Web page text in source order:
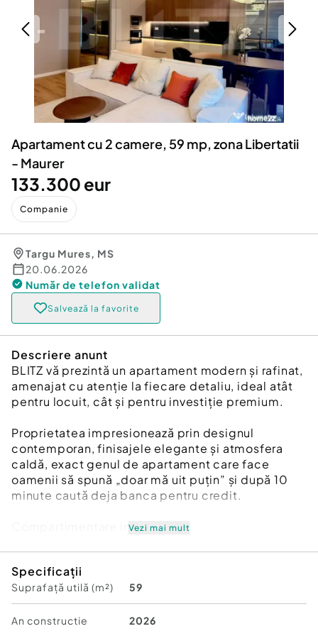
Servicii
Animale de companie
Afaceri și echipamente profesionale
Inchiriere Bunuri si Vehicule
Utilaje agricole si industriale
Piese auto si accesorii
Dacia Duster
Apartament cu 2 camere, 59 mp, zona Libertatii
- Maurer
133.300 eur
Companie
Targu Mures, MS
20.06.2026
Număr de telefon validat
Salvează la favorite
Descriere anunt
BLITZ vă prezintă un apartament modern și rafinat,
amenajat cu atenție la fiecare detaliu, ideal atât
pentru locuit, cât și pentru investiție premium.
Proprietatea impresionează prin designul
contemporan, finisajele elegante și atmosfera
caldă, exact genul de apartament care face
oamenii să spună „doar mă uit puțin” și după 10
minute caută deja banca pentru credit.
Compartimentare inteligentă:
-Baie elegant amenajată
-Debara / spațiu depozitare
-Terasă
-Boxă pentru depozitare
Vezi mai mult
Specificații
Suprafață utilă (m²) 59
An constructie 2026